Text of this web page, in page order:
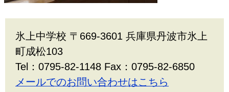
氷上中学校 〒669-3601 兵庫県丹波市氷上
町成松103
Tel：0795-82-1148 Fax：0795-82-6850
メールでのお問い合わせはこちら